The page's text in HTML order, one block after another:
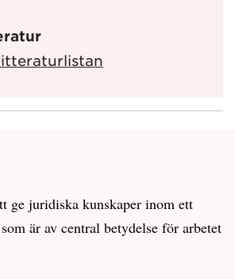
ge juridiska kunskaper inom ett
är av central betydelse för arbetet